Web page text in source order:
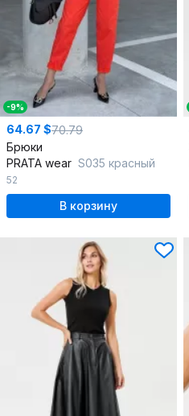
-9%
64.67 $70.79
Брюки
PRATA wear S035 красный
52
В корзину